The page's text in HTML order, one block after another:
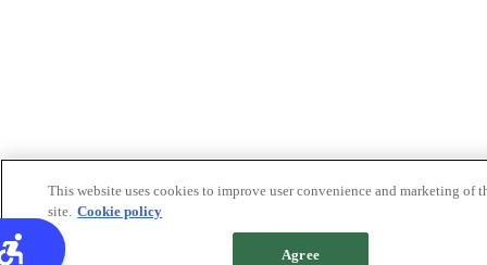
This website uses cookies to improve user convenience and marketing of
site. Cookie policy
Agree